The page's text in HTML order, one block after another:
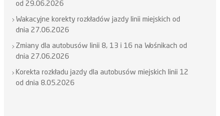
od 29.06.2026
Wakacyjne korekty rozkładów jazdy linii miejskich od
dnia 27.06.2026
Zmiany dla autobusów linii 8, 13 i 16 na Wośnikach od
dnia 27.06.2026
Korekta rozkładu jazdy dla autobusów miejskich linii 12
od dnia 8.05.2026